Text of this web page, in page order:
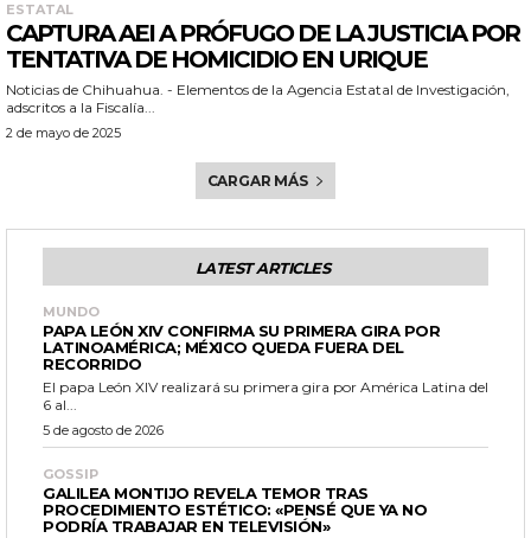
ESTATAL
CAPTURA AEI A PRÓFUGO DE LA JUSTICIA POR
TENTATIVA DE HOMICIDIO EN URIQUE
Noticias de Chihuahua. - Elementos de la Agencia Estatal de Investigación,
adscritos a la Fiscalía...
2 de mayo de 2025
CARGAR MÁS
LATEST ARTICLES
MUNDO
PAPA LEÓN XIV CONFIRMA SU PRIMERA GIRA POR
LATINOAMÉRICA; MÉXICO QUEDA FUERA DEL
RECORRIDO
El papa León XIV realizará su primera gira por América Latina del
6 al...
5 de agosto de 2026
GOSSIP
GALILEA MONTIJO REVELA TEMOR TRAS
PROCEDIMIENTO ESTÉTICO: «PENSÉ QUE YA NO
PODRÍA TRABAJAR EN TELEVISIÓN»